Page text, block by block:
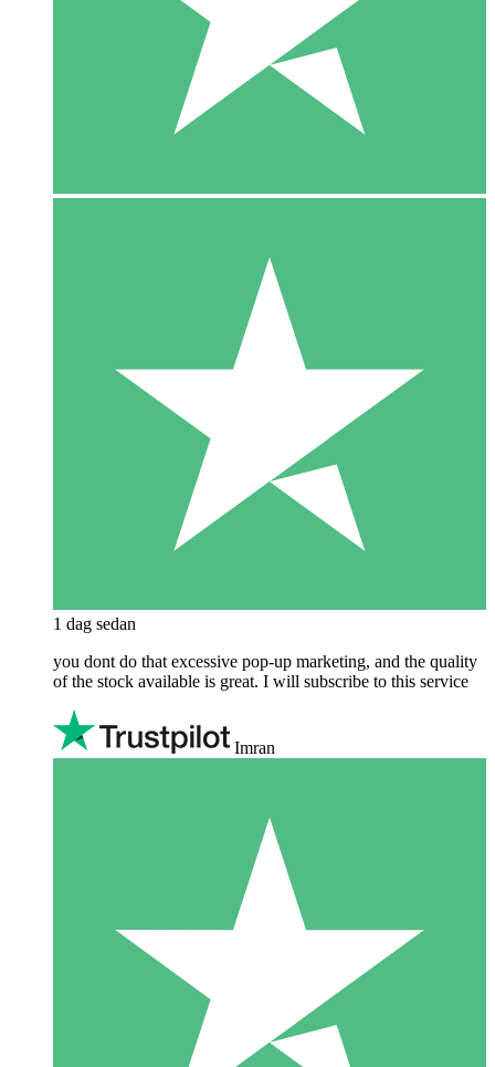
1 dag sedan
you dont do that excessive pop-up marketing, and the quality
of the stock available is great. I will subscribe to this service
Imran